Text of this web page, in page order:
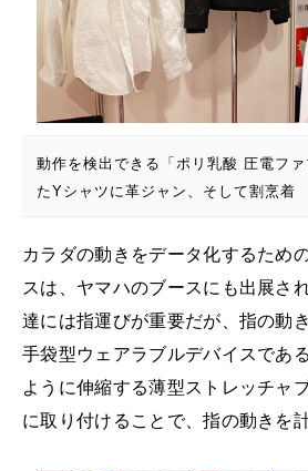
動作を検出できる「ポリ乳酸 圧電フ
たYシャツに革ジャン、そして割烹着
カラダの動きをデータ化するため
スは、ヤマハのブースにも出展さ
達には指運びが重要だが、指の動
手袋型ウェアラブルデバイスであ
ように伸縮する薄型ストレッチャ
に取り付けることで、指の動きを